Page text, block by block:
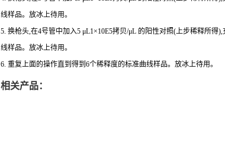
线样品。放冰上待用。
5. 换枪头,在4号管中加入5 μL1×10E5拷贝/μL 的阳性对照(上步稀释所得
线样品。放冰上待用。
6. 重复上面的操作直到得到6个稀释度的标准曲线样品。放冰上待用。
相关产品：